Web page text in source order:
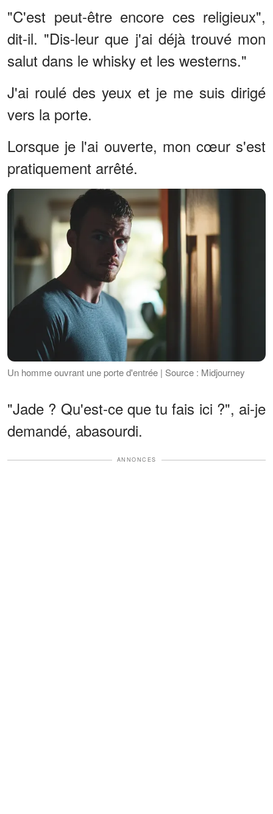
"C'est peut-être encore ces religieux",
dit-il. "Dis-leur que j'ai déjà trouvé mon
salut dans le whisky et les westerns."
J'ai roulé des yeux et je me suis dirigé
vers la porte.
Lorsque je l'ai ouverte, mon cœur s'est
pratiquement arrêté.
Un homme ouvrant une porte d'entrée | Source : Midjourney
"Jade ? Qu'est-ce que tu fais ici ?", ai-je
demandé, abasourdi.
ANNONCES